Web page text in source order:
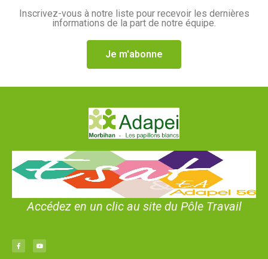
Inscrivez-vous à notre liste pour recevoir les dernières
informations de la part de notre équipe.
Je m'abonne
Accédez en un clic au site du Pôle Travail